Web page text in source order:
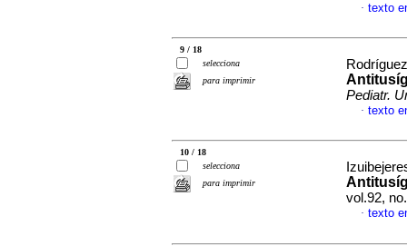
· texto
9 / 18
selecciona
para imprimir
Pediatr.
· texto
10 / 18
selecciona
para imprimir
vol.92,
· texto